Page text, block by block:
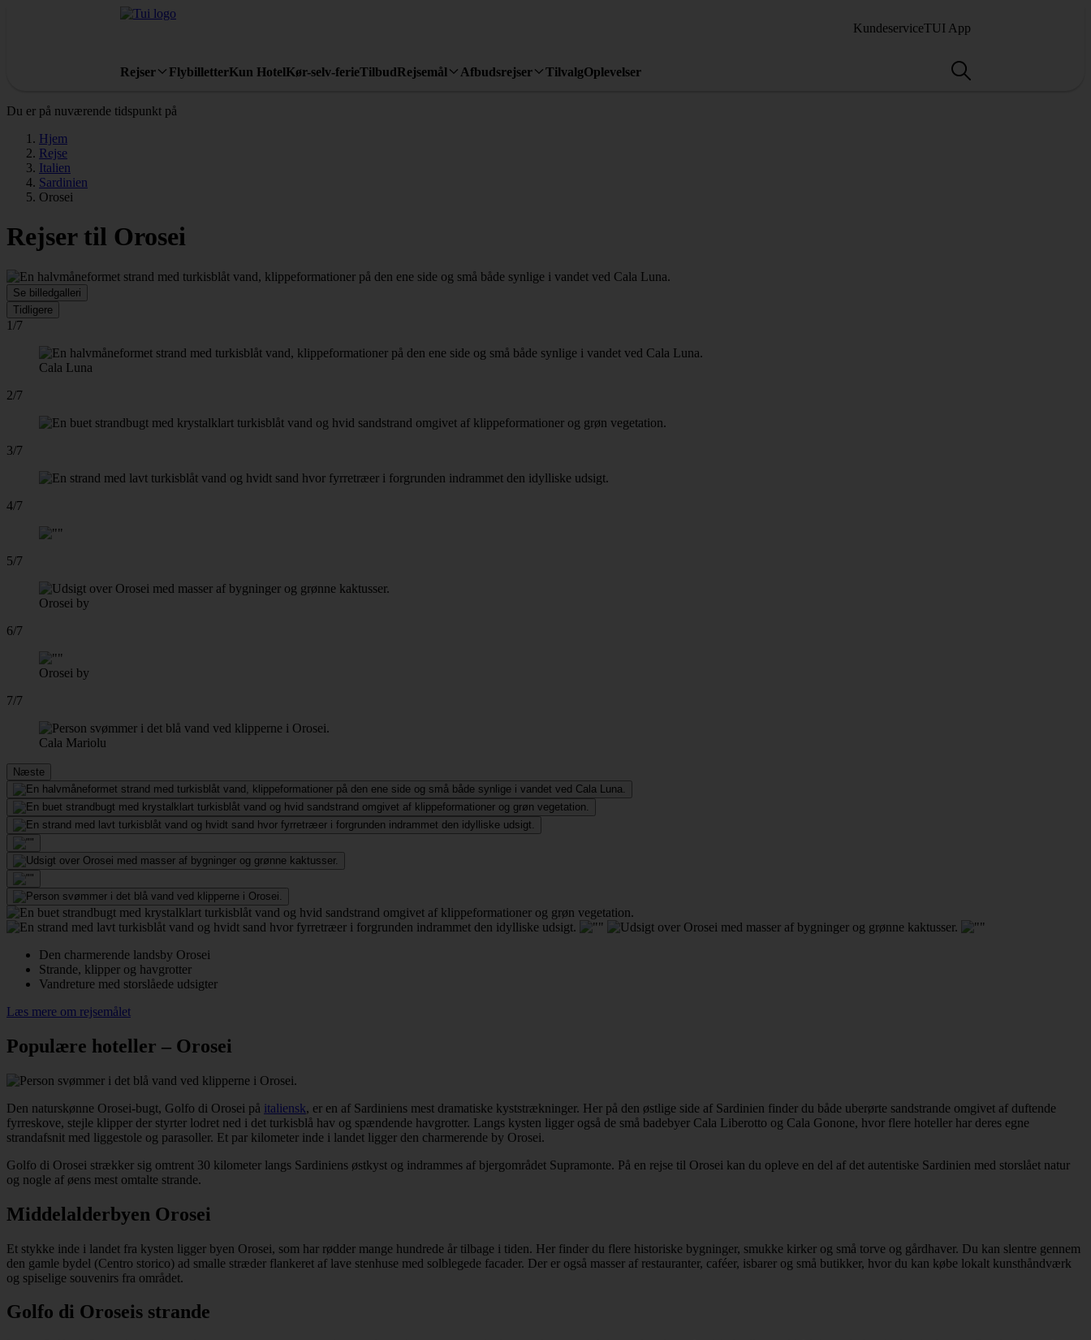
KundeserviceTUI App
Rejser FlybilletterKun HotelKør-selv-ferieTilbudRejsemål Afbudsrejser TilvalgOplevelser
Du er på nuværende tidspunkt på
Hjem
Rejse
Italien
Sardinien
Orosei
Rejser til Orosei
Se billedgalleri
Tidligere
1/7
Cala Luna
2/7
3/7
4/7
5/7
Orosei by
6/7
Orosei by
7/7
Cala Mariolu
Næste
Den charmerende landsby Orosei
Strande, klipper og havgrotter
Vandreture med storslåede udsigter
Læs mere om rejsemålet
Populære hoteller – Orosei
Den naturskønne Orosei-bugt, Golfo di Orosei på italiensk, er en af Sardiniens mest dramatiske kyststrækninger. Her på den østlige side af Sardinien finder du både uberørte sandstrande omgivet af duftende
fyrreskove, stejle klipper der styrter lodret ned i det turkisblå hav og spændende havgrotter. Langs kysten ligger også de små badebyer Cala Liberotto og Cala Gonone, hvor flere hoteller har deres egne
strandafsnit med liggestole og parasoller. Et par kilometer inde i landet ligger den charmerende by Orosei.
Golfo di Orosei strækker sig omtrent 30 kilometer langs Sardiniens østkyst og indrammes af bjergområdet Supramonte. På en rejse til Orosei kan du opleve en del af det autentiske Sardinien med storslået natur
og nogle af øens mest omtalte strande.
Middelalderbyen Orosei
Et stykke inde i landet fra kysten ligger byen Orosei, som har rødder mange hundrede år tilbage i tiden. Her finder du flere historiske bygninger, smukke kirker og små torve og gårdhaver. Du kan slentre gennem
den gamle bydel (Centro storico) ad smalle stræder flankeret af lave stenhuse med solblegede facader. Der er også masser af restauranter, caféer, isbarer og små butikker, hvor du kan købe lokalt kunsthåndværk
og spiselige souvenirs fra området.
Golfo di Oroseis strande